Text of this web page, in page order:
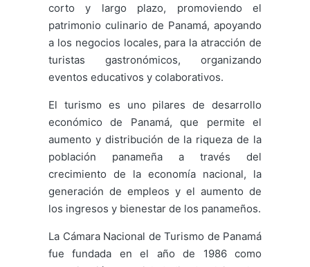
corto y largo plazo, promoviendo el
patrimonio culinario de Panamá, apoyando
a los negocios locales, para la atracción de
turistas gastronómicos, organizando
eventos educativos y colaborativos.
El turismo es uno pilares de desarrollo
económico de Panamá, que permite el
aumento y distribución de la riqueza de la
población panameña a través del
crecimiento de la economía nacional, la
generación de empleos y el aumento de
los ingresos y bienestar de los panameños.
La Cámara Nacional de Turismo de Panamá
fue fundada en el año de 1986 como